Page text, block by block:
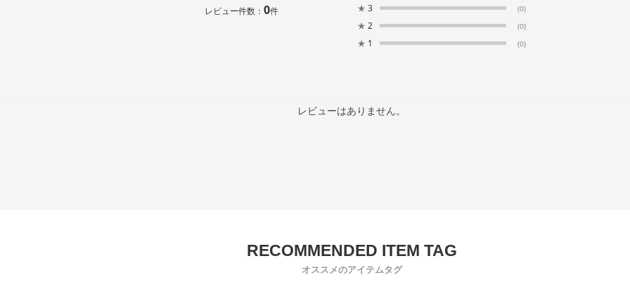
レビュー件数： 0件 ★ 3 (0)
★ 2 (0)
★ 1 (0)
レビューはありません。
オススメのアイテムタグ